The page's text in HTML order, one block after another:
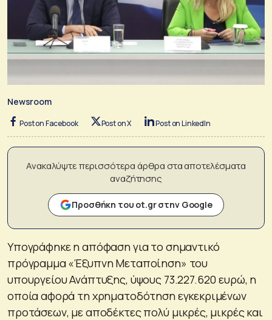
Newsroom
Post on Facebook Post on X Post on LinkedIn
Ανακαλύψτε περισσότερα άρθρα στα αποτελέσματα
αναζήτησης
Προσθήκη του ot.gr στην Google
Υπογράφηκε η απόφαση για το σημαντικό
πρόγραμμα «Έξυπνη Μεταποίηση» του
υπουργείου Ανάπτυξης, ύψους 73.227.620 ευρώ, η
οποία αφορά τη χρηματοδότηση εγκεκριμένων
προτάσεων, με αποδέκτες πολύ μικρές, μικρές και